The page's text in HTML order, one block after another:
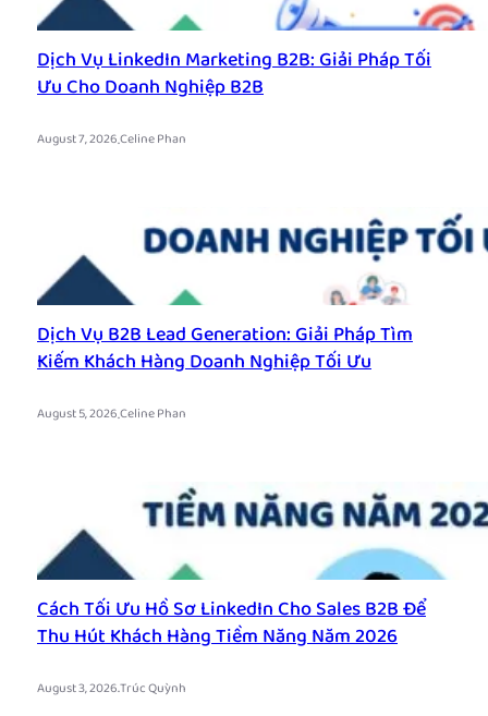
Dịch Vụ LinkedIn Marketing B2B: Giải Pháp Tối
Ưu Cho Doanh Nghiệp B2B
August 7, 2026.Celine Phan
Dịch Vụ B2B Lead Generation: Giải Pháp Tìm
Kiếm Khách Hàng Doanh Nghiệp Tối Ưu
August 5, 2026.Celine Phan
Cách Tối Ưu Hồ Sơ LinkedIn Cho Sales B2B Để
Thu Hút Khách Hàng Tiềm Năng Năm 2026
August 3, 2026.Trúc Quỳnh